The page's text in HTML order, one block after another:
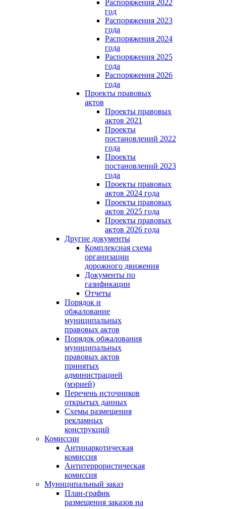
Распоряжения 2022
год
Распоряжения 2023
года
Распоряжения 2024
года
Распоряжения 2025
года
Распоряжения 2026
года
Проекты правовых
актов
Проекты правовых
актов 2021
Проекты
постановлений 2022
года
Проекты
постановлений 2023
года
Проекты правовых
актов 2024 года
Проекты правовых
актов 2025 года
Проекты правовых
актов 2026 года
Другие документы
Комплексная схема
организации
дорожного движения
Документы по
газификации
Отчеты
Порядок и
обжалование
муниципальных
правовых актов
Порядок обжалования
муниципальных
правовых актов
принятых
администрацией
(мэрией)
Перечень источников
открытых данных
Схемы размещения
рекламных
конструкций
Комиссии
Антинаркотическая
комиссия
Антитеррористическая
комиссия
Муниципальный заказ
План-график
размещения заказов на